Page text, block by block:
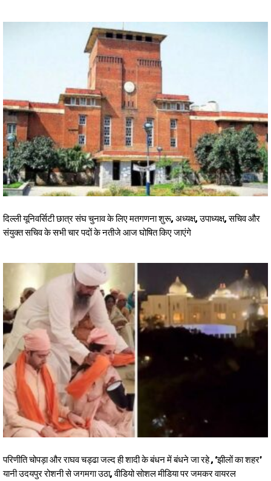
दिल्ली यूनिवर्सिटी छात्र संघ चुनाव के लिए मतगणना शुरू, अध्यक्ष, उपाध्यक्ष, सचिव और
संयुक्त सचिव के सभी चार पदों के नतीजे आज घोषित किए जाएंगे
परिणीति चोपड़ा और राघव चड्ढा जल्द ही शादी के बंधन में बंधने जा रहे , ‘झीलों का शहर’
यानी उदयपुर रोशनी से जगमगा उठा, वीडियो सोशल मीडिया पर जमकर वायरल